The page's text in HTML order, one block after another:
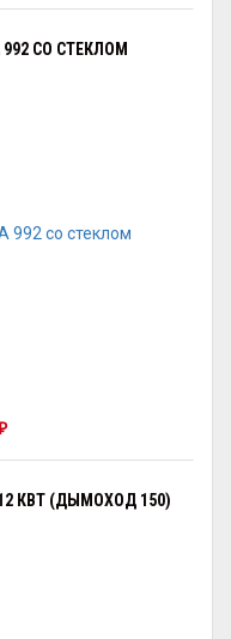
СО СТЕКЛОМ
КВТ (ДЫМОХОД 150)